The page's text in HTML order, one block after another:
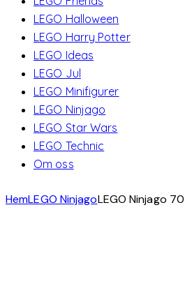
LEGO Halloween
LEGO Harry Potter
LEGO Ideas
LEGO Jul
LEGO Minifigurer
LEGO Ninjago
LEGO Star Wars
LEGO Technic
Om oss
HemLEGO NinjagoLEGO Ninjago